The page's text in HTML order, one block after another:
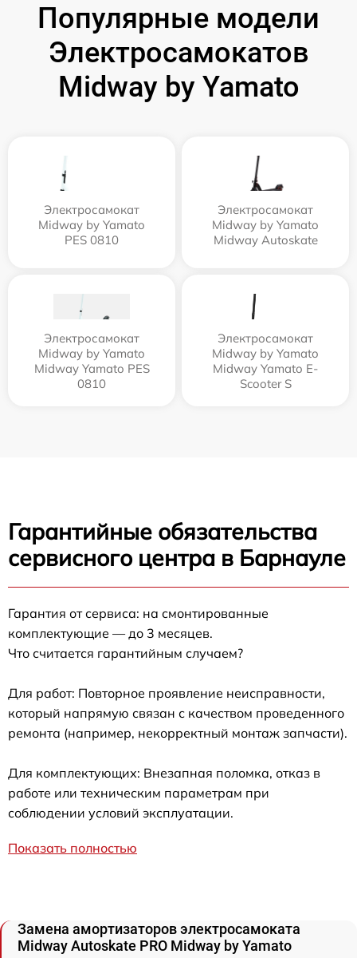
Популярные модели
Электросамокатов
Midway by Yamato
Электросамокат
Midway by Yamato
PES 0810
Электросамокат
Midway by Yamato
Midway Autoskate
Электросамокат
Midway by Yamato
Midway Yamato PES
0810
Электросамокат
Midway by Yamato
Midway Yamato E-
Scooter S
Гарантийные обязательства
сервисного центра в Барнауле
Гарантия от сервиса: на смонтированные
комплектующие — до 3 месяцев.
Что считается гарантийным случаем?
Для работ: Повторное проявление неисправности,
который напрямую связан с качеством проведенного
ремонта (например, некорректный монтаж запчасти).
Для комплектующих: Внезапная поломка, отказ в
работе или техническим параметрам при
соблюдении условий эксплуатации.
Показать полностью
Замена амортизаторов электросамоката
Midway Autoskate PRO Midway by Yamato